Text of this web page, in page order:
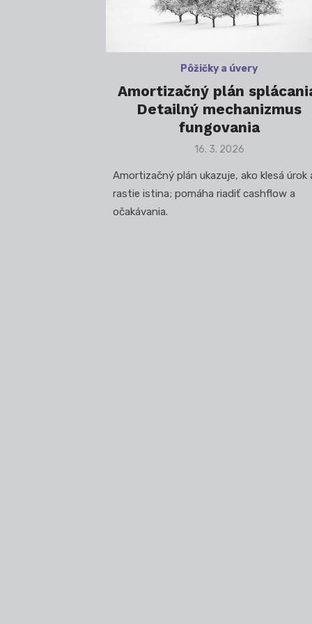
Pôžičky a úvery
Amortizačný plán
Detailný mechanizmus
fungovania
Posted
16. 3. 2026
Amortizačný plán ukazuje, ako klesá úrok
rastie istina; pomáha riadiť cashflow a
očakávania.